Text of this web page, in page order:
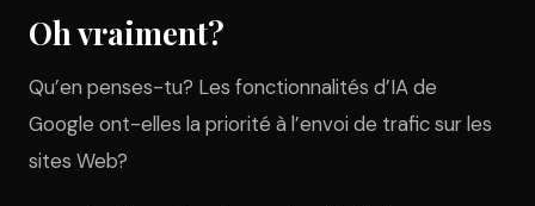
Oh vraiment?
Qu’en penses-tu? Les fonctionnalités d’IA de
Google ont-elles la priorité à l’envoi de trafic sur les
sites Web?